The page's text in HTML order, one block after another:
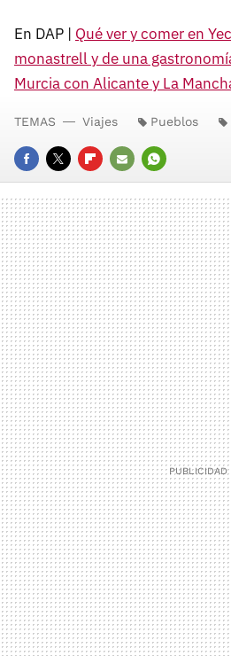
En DAP | Qué ver y comer en
monastrell y de una
Murcia con Alicante y La
FACEBOOK
TWITTERFLIPBOARD
E-
MAIL
WHATSAPP
TEMAS Viajes Pueblos